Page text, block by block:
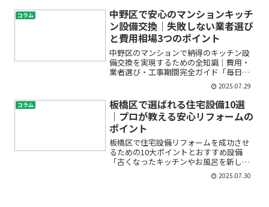
安」「中央区で戸建ての水回りリフォー
ムをしたいけど、費用や業...
コラム
中野区で安心のマンションキッチ
ン設備交換｜失敗しない業者選び
と費用相場3つのポイント
中野区のマンションで納得のキッチン設
備交換を実現するための全知識｜費用・
業者選び・工事期間完全ガイド「毎日使
うキッチンが古くなって使いにくい」
「マンションのキッチンをもっと快適に
したいけど、どこから手をつけていいか
わからない」——そんなお悩...
2025.07.29
コラム
板橋区で選ばれる住宅設備10選
｜プロが教える安心リフォームの
ポイント
板橋区で住宅設備リフォームを成功させ
るための10大ポイントとおすすめ設備
「古くなったキッチンやお風呂を新しく
したいけど、何から始めればいいの？」
「トイレや給湯器の交換、太陽光パネル
2025.07.30